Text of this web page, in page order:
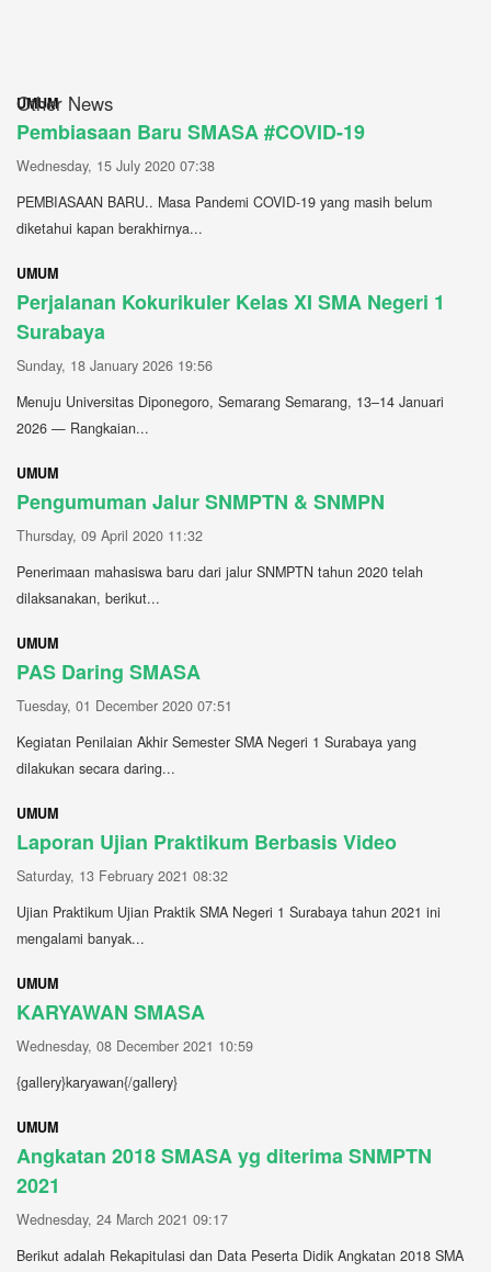
Other News
UMUM
Pembiasaan Baru SMASA #COVID-19
Wednesday, 15 July 2020 07:38
PEMBIASAAN BARU.. Masa Pandemi COVID-19 yang masih belum
diketahui kapan berakhirnya...
UMUM
Perjalanan Kokurikuler Kelas XI SMA Negeri 1
Surabaya
Sunday, 18 January 2026 19:56
Menuju Universitas Diponegoro, Semarang Semarang, 13–14 Januari
2026 — Rangkaian...
UMUM
Pengumuman Jalur SNMPTN & SNMPN
Thursday, 09 April 2020 11:32
Penerimaan mahasiswa baru dari jalur SNMPTN tahun 2020 telah
dilaksanakan, berikut...
UMUM
PAS Daring SMASA
Tuesday, 01 December 2020 07:51
Kegiatan Penilaian Akhir Semester SMA Negeri 1 Surabaya yang
dilakukan secara daring...
UMUM
Laporan Ujian Praktikum Berbasis Video
Saturday, 13 February 2021 08:32
Ujian Praktikum Ujian Praktik SMA Negeri 1 Surabaya tahun 2021 ini
mengalami banyak...
UMUM
KARYAWAN SMASA
Wednesday, 08 December 2021 10:59
{gallery}karyawan{/gallery}
UMUM
Angkatan 2018 SMASA yg diterima SNMPTN
2021
Wednesday, 24 March 2021 09:17
Berikut adalah Rekapitulasi dan Data Peserta Didik Angkatan 2018 SMA